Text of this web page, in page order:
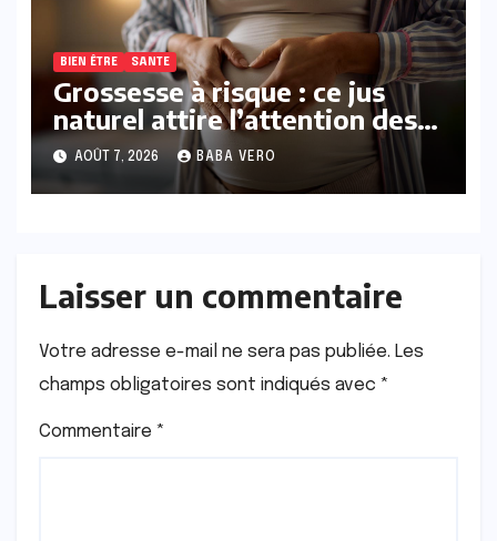
BIEN ÊTRE SANTE
Grossesse à risque : ce jus
naturel attire l’attention des
chercheurs
AOÛT 7, 2026 BABA VERO
Laisser un commentaire
Votre adresse e-mail ne sera pas publiée. Les
champs obligatoires sont indiqués avec *
Commentaire *